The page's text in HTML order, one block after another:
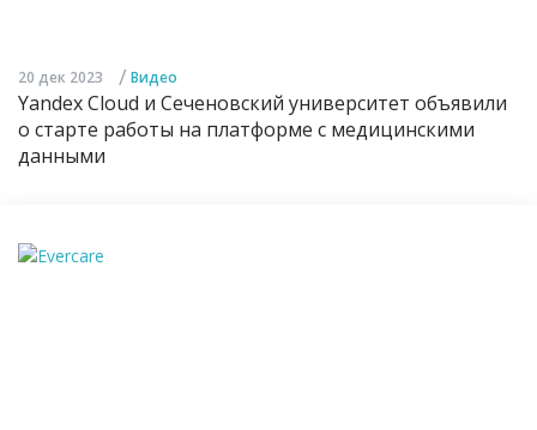
20 дек 2023 / Видео
Yandex Cloud и Сеченовский университет объявили
о старте работы на платформе с медицинскими
данными